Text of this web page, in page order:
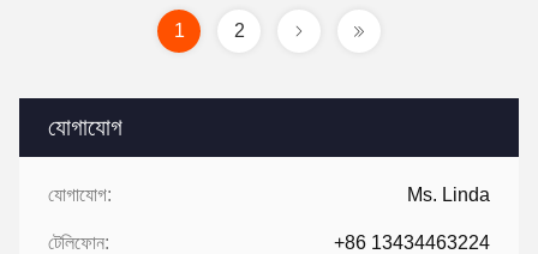
যোগাযোগ
যোগাযোগ: Ms. Linda
টেলিফোন: +86 13434463224
1 2